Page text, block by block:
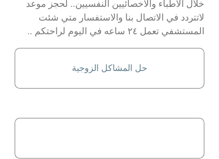
خلال الاطباء والاخصائيين النفسيين.. لحجز موعد
لاتتردد في الاتصال بنا والاستفسار متي شئت
المستشفي تعمل ٢٤ ساعه في اليوم لراحتكم ..
حل المشاكل الزوجية
بحيث يقع البعض في كثير من المشاكل المعقدة، التي يصعب حلها.